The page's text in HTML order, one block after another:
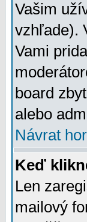
Vašim
vzhľade).
Vami
board
alebo
Návrat
Keď
Len
mailový